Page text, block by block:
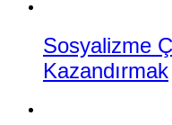
Sosyalizme
Kazandırmak